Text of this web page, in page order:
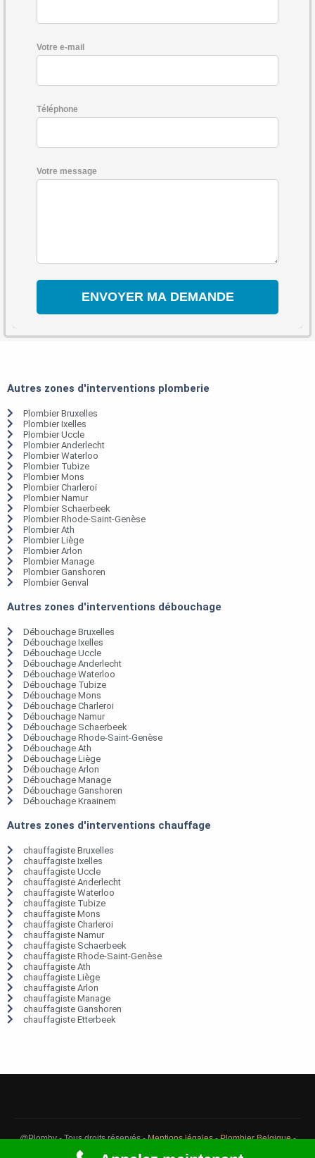
Votre e-mail
Téléphone
Votre message
Autres zones d'interventions plomberie
Plombier Bruxelles
Plombier Ixelles
Plombier Uccle
Plombier Anderlecht
Plombier Waterloo
Plombier Tubize
Plombier Mons
Plombier Charleroi
Plombier Namur
Plombier Schaerbeek
Plombier Rhode-Saint-Genèse
Plombier Ath
Plombier Liège
Plombier Arlon
Plombier Manage
Plombier Ganshoren
Plombier Genval
Autres zones d'interventions débouchage
Débouchage Bruxelles
Débouchage Ixelles
Débouchage Uccle
Débouchage Anderlecht
Débouchage Waterloo
Débouchage Tubize
Débouchage Mons
Débouchage Charleroi
Débouchage Namur
Débouchage Schaerbeek
Débouchage Rhode-Saint-Genèse
Débouchage Ath
Débouchage Liège
Débouchage Arlon
Débouchage Manage
Débouchage Ganshoren
Débouchage Kraainem
Autres zones d'interventions chauffage
chauffagiste Bruxelles
chauffagiste Ixelles
chauffagiste Uccle
chauffagiste Anderlecht
chauffagiste Waterloo
chauffagiste Tubize
chauffagiste Mons
chauffagiste Charleroi
chauffagiste Namur
chauffagiste Schaerbeek
chauffagiste Rhode-Saint-Genèse
chauffagiste Ath
chauffagiste Liège
chauffagiste Arlon
chauffagiste Manage
chauffagiste Ganshoren
chauffagiste Etterbeek
@Plomby - Tous droits réservés -Mentions légales-Plombier Belgique-
Débouchage Belgique